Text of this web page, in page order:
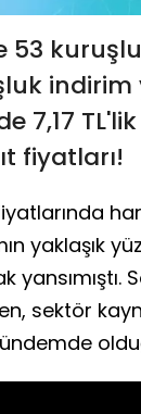
53
indirim
7,17
fiyatları!
yaklaşık
sektör